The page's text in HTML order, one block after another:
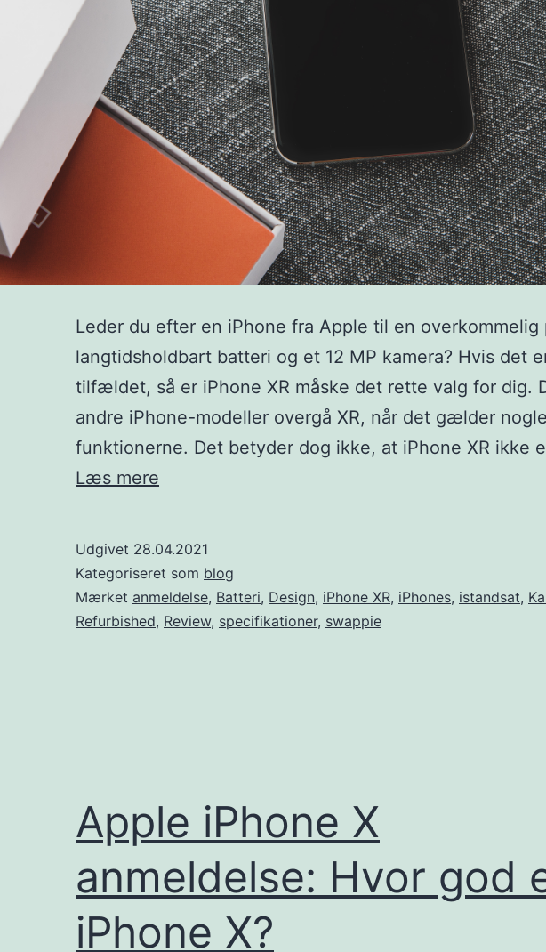
Leder du efter en iPhone fra Apple til en overkommelig
langtidsholdbart batteri og et 12 MP kamera? Hvis det
tilfældet, så er iPhone XR måske det rette valg for dig.
andre iPhone-modeller overgå XR, når det gælder
funktionerne. Det betyder dog ikke, at iPhone XR ikke
Læs mere
anmeldelse:
Skal
du
XR?
Udgivet 28.04.2021
Kategoriseret som blog
Mærket anmeldelse, Batteri, Design, iPhone XR, iPhones, istandsat,
Refurbished, Review, specifikationer, swappie
Apple iPhone X
anmeldelse: Hvor god
iPhone X?